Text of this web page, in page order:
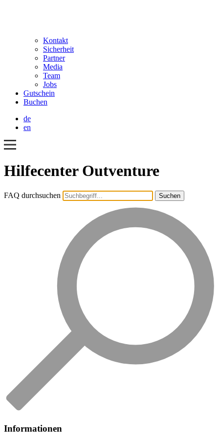
Kontakt
Sicherheit
Partner
Media
Team
Jobs
Gutschein
Buchen
de
en
Hilfecenter Outventure
FAQ durchsuchen
Informationen